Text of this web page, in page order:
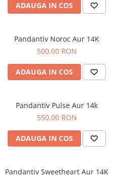
ADAUGA IN COS
Pandantiv Noroc Aur 14K
500,00 RON
ADAUGA IN COS
Pandantiv Pulse Aur 14k
550,00 RON
ADAUGA IN COS
Pandantiv Sweetheart Aur 14K